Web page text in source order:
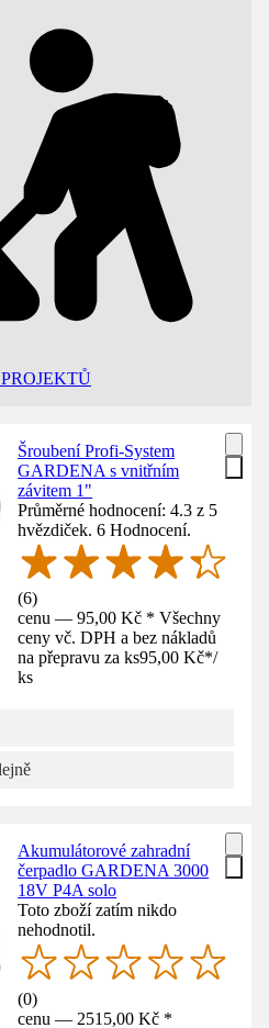
Šroubení Profi-System
GARDENA s vnitřním
závitem 1"
Průměrné hodnocení: 4.3 z 5
hvězdiček. 6 Hodnocení.
(6)
cenu — 95,00 Kč * Všechny
ceny vč. DPH a bez nákladů
na přepravu za ks95,00 Kč*/
ks
Akumulátorové zahradní
čerpadlo GARDENA 3000
18V P4A solo
Toto zboží zatím nikdo
nehodnotil.
(0)
cenu — 2515,00 Kč *